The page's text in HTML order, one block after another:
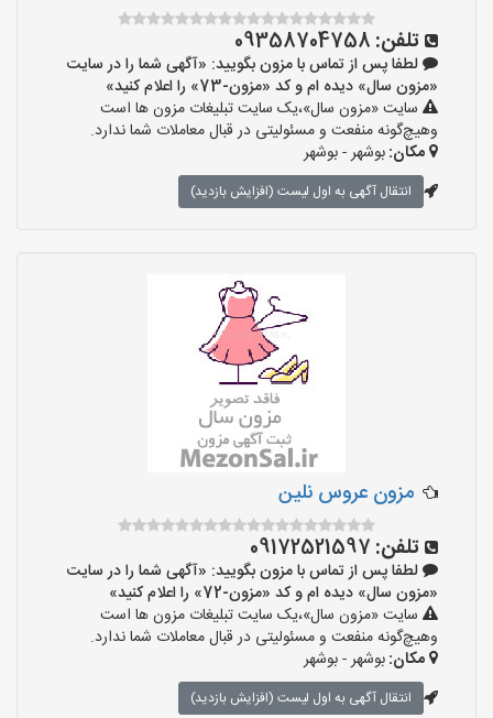
تلفن: 09358704758
لطفا پس از تماس با مزون بگویید: «آگهی شما را در سایت
«مزون سال» دیده ام و کد «مزون-73» را اعلام کنید»
سایت «مزون سال»،یک سایت تبلیغات مزون ها است
وهیچ‌گونه منفعت و مسئولیتی در قبال معاملات شما ندارد.
مکان:بوشهر - بوشهر
انتقال آگهی به اول لیست (افزایش بازدید)
مزون عروس نلین
تلفن: 09172521597
لطفا پس از تماس با مزون بگویید: «آگهی شما را در سایت
«مزون سال» دیده ام و کد «مزون-72» را اعلام کنید»
سایت «مزون سال»،یک سایت تبلیغات مزون ها است
وهیچ‌گونه منفعت و مسئولیتی در قبال معاملات شما ندارد.
مکان:بوشهر - بوشهر
انتقال آگهی به اول لیست (افزایش بازدید)